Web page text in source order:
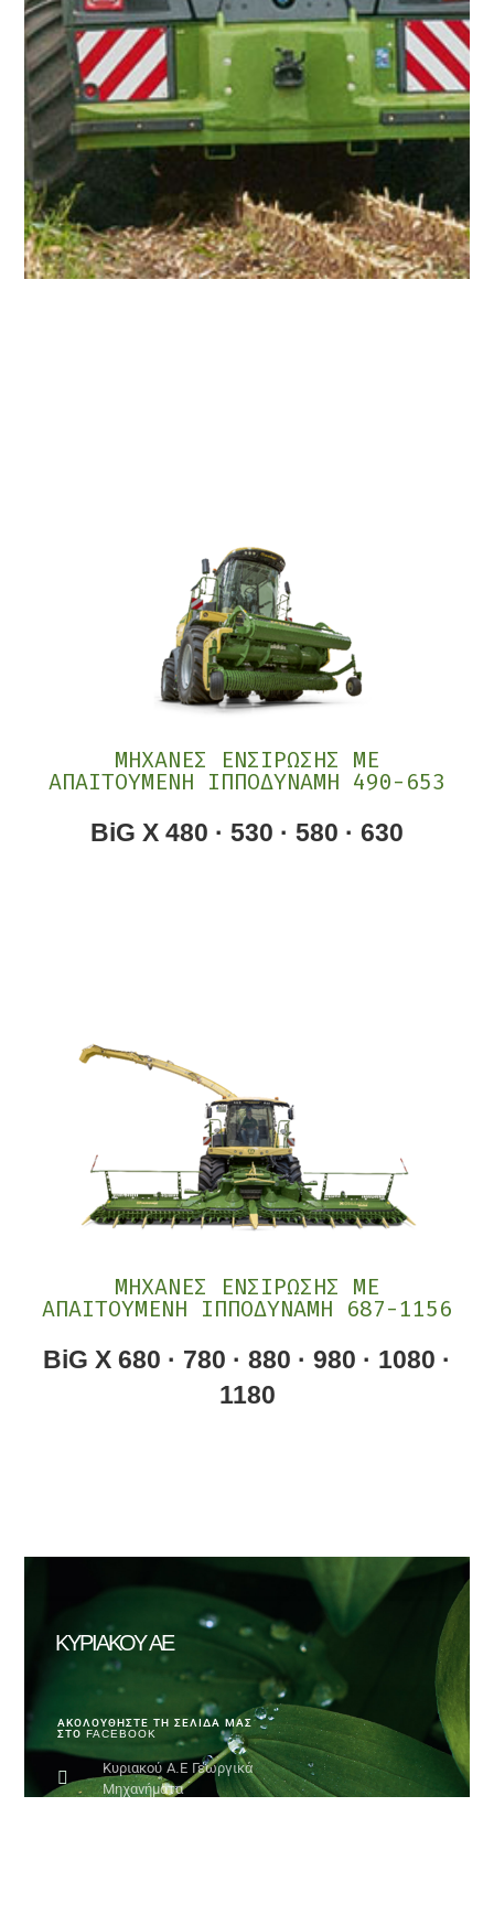
ΜΗΧΑΝΕΣ ΕΝΣΙΡΩΣΗΣ ΜΕ
ΑΠΑΙΤΟΥΜΕΝΗ ΙΠΠΟΔΥΝΑΜΗ 490-653
BiG X 480 · 530 · 580 · 630
ΜΗΧΑΝΕΣ ΕΝΣΙΡΩΣΗΣ ΜΕ
ΑΠΑΙΤΟΥΜΕΝΗ ΙΠΠΟΔΥΝΑΜΗ 687-1156
BiG X 680 · 780 · 880 · 980 · 1080 ·
1180
ΑΚΟΛΟΥΘΗΣΤΕ ΤΗ ΣΕΛΙΔΑ ΜΑΣ
ΣΤΟ FACEBOOK
Κυριακού Α.Ε Γεωργικά
Μηχανήματα
ΚΥΡΙΑΚΟΥ ΑΕ